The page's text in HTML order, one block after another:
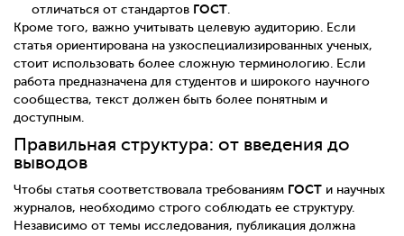
отличаться от стандартов ГОСТ
Кроме того, важно учитывать целевую аудиторию. Если
статья ориентирована на узкоспециализированных ученых,
стоит использовать более сложную терминологию. Если
работа предназначена для студентов и широкого научного
сообщества, текст должен быть более понятным и
доступным.
Правильная структура: от введения до
выводов
Чтобы статья соответствовала требованиям ГОСТ и научных
журналов, необходимо строго соблюдать ее структуру.
Независимо от темы исследования, публикация должна